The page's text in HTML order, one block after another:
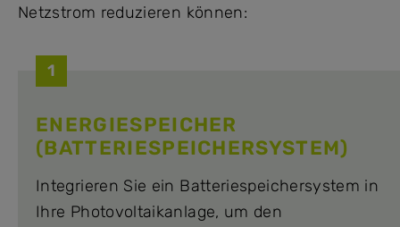
Netzstrom reduzieren können:
1
ENERGIESPEICHER
(BATTERIESPEICHERSYSTEM)
Integrieren Sie ein Batteriespeichersystem in
Ihre Photovoltaikanlage, um den